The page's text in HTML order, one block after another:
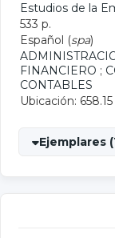
Estudios de la
533 p.
Español (spa)
FINANCIERO ;
CONTABLES
Ubicación:
Ejemplares